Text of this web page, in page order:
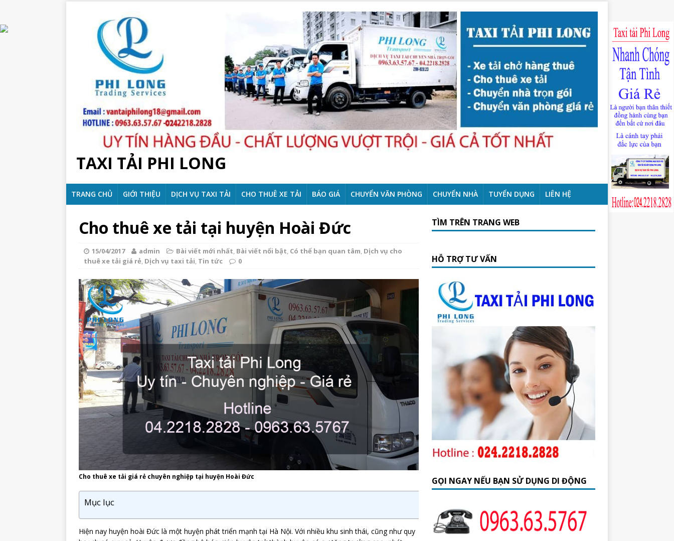
TAXI TẢI PHI LONG
TRANG CHỦ GIỚI THIỆU DỊCH VỤ TAXI TẢI CHO THUÊ XE TẢI BÁO GIÁ CHUYỂN VĂN PHÒNG CHUYỂN NHÀ TUYỂN DỤNG LIÊN HỆ
Cho thuê xe tải tại huyện Hoài Đức
15/04/2017 admin Bài viết mới nhất, Bài viết nổi bật, Có thể bạn quan tâm, Dịch vụ cho
thuê xe tải giá rẻ, Dịch vụ taxi tải, Tin tức 0
Cho thuê xe tải giá rẻ chuyên nghiệp tại huyện Hoài Đức
Mục lục
Hiện nay huyện hoài Đức là một huyện phát triển mạnh tại Hà Nội. Với nhiều khu sinh thái, cũng như quy
TÌM TRÊN TRANG WEB
HỖ TRỢ TƯ VẤN
GỌI NGAY NẾU BẠN SỬ DỤNG DI ĐỘNG